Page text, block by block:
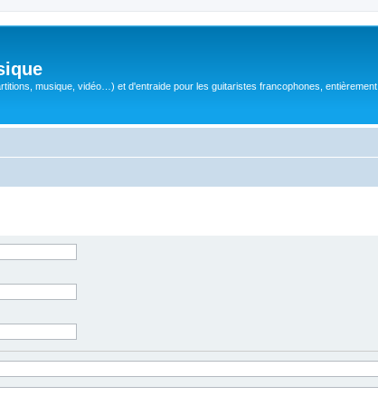
musique, vidéo…) et d'entraide pour les guitaristes francophones, entièrement